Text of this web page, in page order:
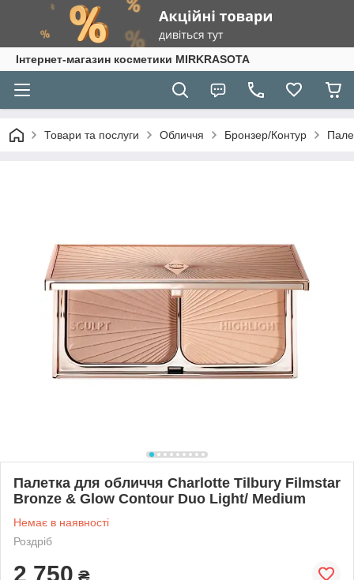
Інтернет-магазин косметики MIRKRASOTA
Товари та послуги Обличчя Бронзер/Контур
Палетка для обличчя Charlotte Tilbury Filmstar
Bronze & Glow Contour Duo Light/ Medium
Немає в наявності
Роздріб
2 750